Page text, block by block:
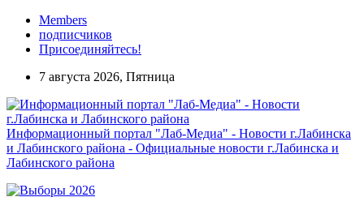
Members
подписчиков
Присоединяйтесь!
7 августа 2026, Пятница
Информационный портал "Лаб-Медиа" - Новости г.Лабинска
и Лабинского района - Официальные новости г.Лабинска и
Лабинского района